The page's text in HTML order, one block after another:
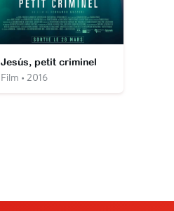
Jesús, petit criminel
Film • 2016